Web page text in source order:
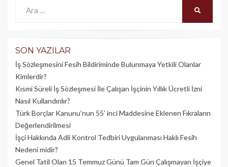
SON YAZILAR
İş Sözleşmesini Fesih Bildiriminde Bulunmaya Yetkili Olanlar
Kimlerdir?
Kısmi Süreli İş Sözleşmesi İle Çalışan İşçinin Yıllık Üc­retli İzni
Nasıl Kullandırılır?
Türk Borçlar Kanunu’nun 55’ inci Maddesine Eklenen Fıkraların
Değerlendirilmesi
İşçi Hakkında Adli Kontrol Tedbiri Uygulanması Haklı Fesih
Nedeni midir?
Genel Tatil Olan 15 Temmuz Günü Tam Gün Çalışmayan İşçiye